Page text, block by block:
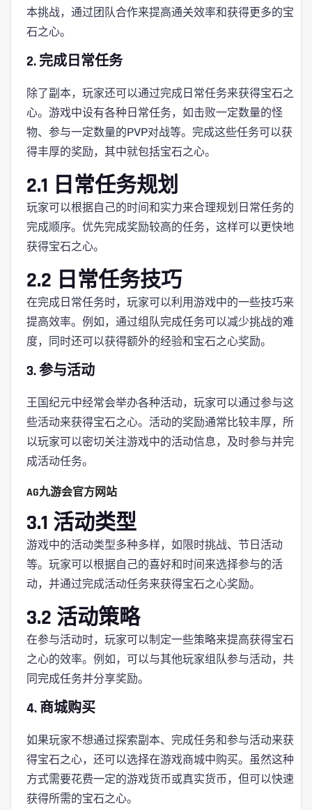
本挑战，通过团队合作来提高通关效率和获得更多的宝
石之心。
2. 完成日常任务
除了副本，玩家还可以通过完成日常任务来获得宝石之
心。游戏中设有各种日常任务，如击败一定数量的怪
物、参与一定数量的PVP对战等。完成这些任务可以获
得丰厚的奖励，其中就包括宝石之心。
2.1 日常任务规划
玩家可以根据自己的时间和实力来合理规划日常任务的
完成顺序。优先完成奖励较高的任务，这样可以更快地
获得宝石之心。
2.2 日常任务技巧
在完成日常任务时，玩家可以利用游戏中的一些技巧来
提高效率。例如，通过组队完成任务可以减少挑战的难
度，同时还可以获得额外的经验和宝石之心奖励。
3. 参与活动
王国纪元中经常会举办各种活动，玩家可以通过参与这
些活动来获得宝石之心。活动的奖励通常比较丰厚，所
以玩家可以密切关注游戏中的活动信息，及时参与并完
成活动任务。
AG九游会官方网站
3.1 活动类型
游戏中的活动类型多种多样，如限时挑战、节日活动
等。玩家可以根据自己的喜好和时间来选择参与的活
动，并通过完成活动任务来获得宝石之心奖励。
3.2 活动策略
在参与活动时，玩家可以制定一些策略来提高获得宝石
之心的效率。例如，可以与其他玩家组队参与活动，共
同完成任务并分享奖励。
4. 商城购买
如果玩家不想通过探索副本、完成任务和参与活动来获
得宝石之心，还可以选择在游戏商城中购买。虽然这种
方式需要花费一定的游戏货币或真实货币，但可以快速
获得所需的宝石之心。